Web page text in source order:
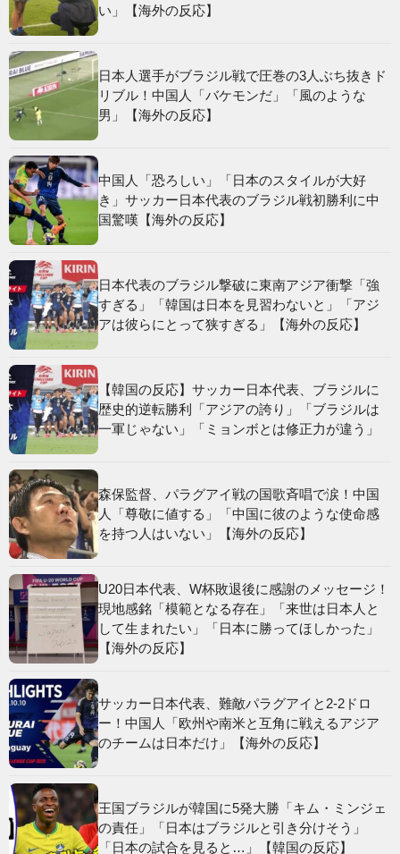
い」【海外の反応】
日本人選手がブラジル戦で圧巻の3人ぶち抜きド
リブル！中国人「バケモンだ」「風のような
男」【海外の反応】
中国人「恐ろしい」「日本のスタイルが大好
き」サッカー日本代表のブラジル戦初勝利に中
国驚嘆【海外の反応】
日本代表のブラジル撃破に東南アジア衝撃「強
すぎる」「韓国は日本を見習わないと」「アジ
アは彼らにとって狭すぎる」【海外の反応】
【韓国の反応】サッカー日本代表、ブラジルに
歴史的逆転勝利「アジアの誇り」「ブラジルは
一軍じゃない」「ミョンボとは修正力が違う」
森保監督、パラグアイ戦の国歌斉唱で涙！中国
人「尊敬に値する」「中国に彼のような使命感
を持つ人はいない」【海外の反応】
U20日本代表、W杯敗退後に感謝のメッセージ！
現地感銘「模範となる存在」「来世は日本人と
して生まれたい」「日本に勝ってほしかった」
【海外の反応】
サッカー日本代表、難敵パラグアイと2-2ドロ
ー！中国人「欧州や南米と互角に戦えるアジア
のチームは日本だけ」【海外の反応】
王国ブラジルが韓国に5発大勝「キム・ミンジェ
の責任」「日本はブラジルと引き分けそう」
「日本の試合を見ると…」【韓国の反応】